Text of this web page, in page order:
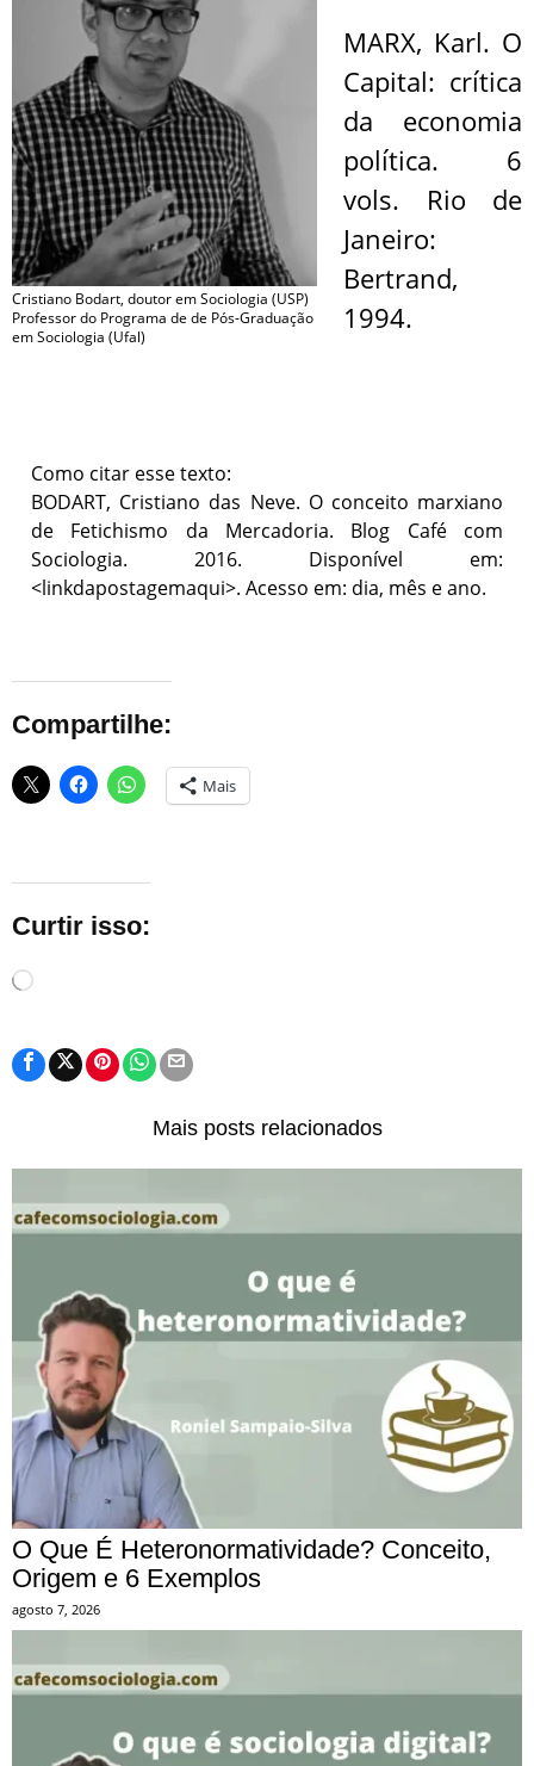
Cristiano Bodart, doutor em Sociologia (USP)
Professor do Programa de de Pós-Graduação
em Sociologia (Ufal)
MARX, Karl. O
Capital: crítica
da economia
política. 6
vols. Rio de
Janeiro:
Bertrand,
1994.
Como citar esse texto:
BODART, Cristiano das Neve. O conceito marxiano
de Fetichismo da Mercadoria. Blog Café com
Sociologia. 2016. Disponível em:
<linkdapostagemaqui>. Acesso em: dia, mês e ano.
Compartilhe:
Mais
Curtir isso:
Mais posts relacionados
O Que É Heteronormatividade? Conceito,
Origem e 6 Exemplos
agosto 7, 2026